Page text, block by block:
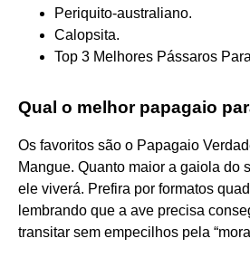
Periquito-australiano.
Calopsita.
Top 3 Melhores Pássaros
Qual o melhor papagaio
Os favoritos são o Papagaio
Mangue. Quanto maior a gaiola do
ele viverá. Prefira por formatos
lembrando que a ave precisa
transitar sem empecilhos pela